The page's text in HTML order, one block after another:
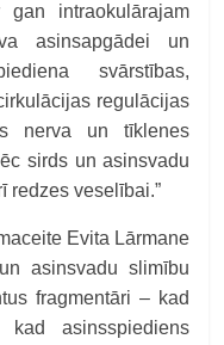
intraokulārajam
asinsapgādei un
svārstības,
regulācijas
nerva un tīklenes
sirds un asinsvadu
redzes veselībai.”
Evita Lārmane
asinsvadu slimību
fragmentāri – kad
asinsspiediens